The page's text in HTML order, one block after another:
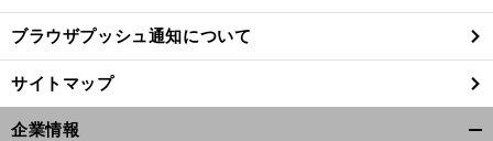
ブラウザプッシュ通知について
サイトマップ
企業情報